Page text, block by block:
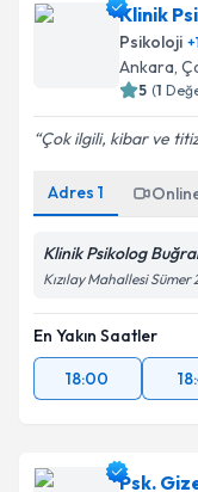
Klinik
Psikoloji +
Ankara,
5 (1
Çok ilgili, kibar ve
Adres 1
Klinik Psikolog
Kızılay Mahallesi
En Yakın Saatler
18:00
Psk.